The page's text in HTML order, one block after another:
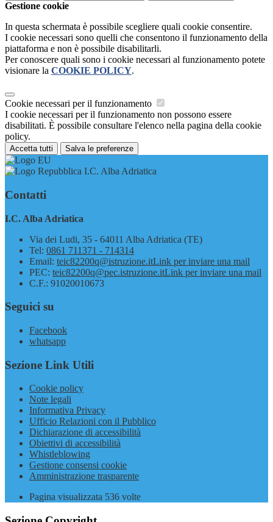
Gestione cookie
In questa schermata è possibile scegliere quali cookie consentire.
I cookie necessari sono quelli che consentono il funzionamento della
piattaforma e non è possibile disabilitarli.
Per conoscere quali sono i cookie necessari al funzionamento potete
visionare la COOKIE POLICY.
Cookie necessari per il funzionamento
I cookie necessari per il funzionamento non possono essere
disabilitati. È possibile consultare l'elenco nella pagina della cookie
policy.
Accetta tutti Salva le preferenze
I.C. Alba Adriatica
Contatti
I.C. Alba Adriatica
Via dei Ludi, 35 - 64011 Alba Adriatica (TE)
Tel: 0861 711371 - 714314
Email: teic82200q@istruzione.itLink per inviare una mail
PEC: teic82200q@pec.istruzione.itLink per inviare una mail
C.F.: 91020010673
Seguici su
Facebook
whatsapp
Sezione Link Utili
Cookie policy
Note legali
Informativa Privacy
Ufficio Relazioni con il Pubblico
Dichiarazione di accessibilità
Obiettivi di accessibilità
Whistleblowing
Gestione consensi cookie
Amministrazione trasparente
Pagina visualizzata 536 volte